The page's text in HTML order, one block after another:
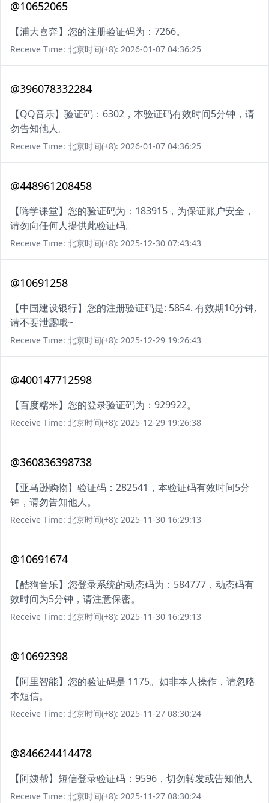
@10652065
【浦大喜奔】您的注册验证码为：7266。
Receive Time: 北京时间(+8): 2026-01-07 04:36:25
@396078332284
【QQ音乐】验证码：6302，本验证码有效时间5分钟，请
勿告知他人。
Receive Time: 北京时间(+8): 2026-01-07 04:36:25
@448961208458
【嗨学课堂】您的验证码为：183915，为保证账户安全，
请勿向任何人提供此验证码。
Receive Time: 北京时间(+8): 2025-12-30 07:43:43
@10691258
【中国建设银行】您的注册验证码是: 5854. 有效期10分钟,
请不要泄露哦~
Receive Time: 北京时间(+8): 2025-12-29 19:26:43
@400147712598
【百度糯米】您的登录验证码为：929922。
Receive Time: 北京时间(+8): 2025-12-29 19:26:38
@360836398738
【亚马逊购物】验证码：282541，本验证码有效时间5分
钟，请勿告知他人。
Receive Time: 北京时间(+8): 2025-11-30 16:29:13
@10691674
【酷狗音乐】您登录系统的动态码为：584777，动态码有
效时间为5分钟，请注意保密。
Receive Time: 北京时间(+8): 2025-11-30 16:29:13
@10692398
【阿里智能】您的验证码是 1175。如非本人操作，请忽略
本短信。
Receive Time: 北京时间(+8): 2025-11-27 08:30:24
@846624414478
【阿姨帮】短信登录验证码：9596，切勿转发或告知他人
Receive Time: 北京时间(+8): 2025-11-27 08:30:24